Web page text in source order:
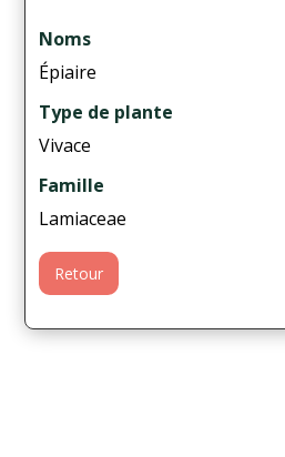
Noms
Épiaire
Type de plante
Vivace
Famille
Lamiaceae
Retour